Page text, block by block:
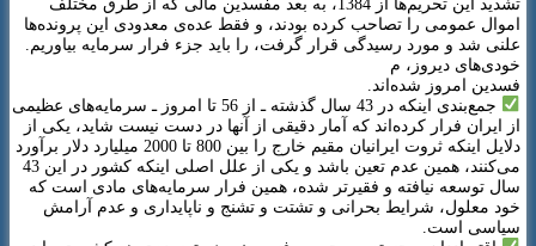
اموال عمومی را تصاحب کرده بودند، و فقط عده‌ی معدودی این پرونده‌ها
علنی شد و مورد رسیدگی قرار گرفت، را باید جزء فرار سرمایه بیاوریم.
خودی‌های دیروز، م
فسدین امروز شده‌اند.
جمع‌بندی اینکه در 43 سال گذشته ـ از 56 تا امروز ـ سرمایه‌های عظیمی
از ایران فرار کرده‌اند که آمار دقیقی از آنها در دست نیست شاید، یکی از
دلایل اینکه ثروت ایرانیان مقیم خارج را بین 800 تا 2000 میلیارد دلار برآورد
می‌کنند، همین عدم تعین باشد و یکی از علل اصلی اینکه کشور در این 43
سال توسعه نیافته و فقیرتر شده، همین فرار سرمایه‌های مادی است که
خود معلول، شرایط بحرانی و تشتت و تشنج و ناپایداری و عدم آرامش
سیاسی است.